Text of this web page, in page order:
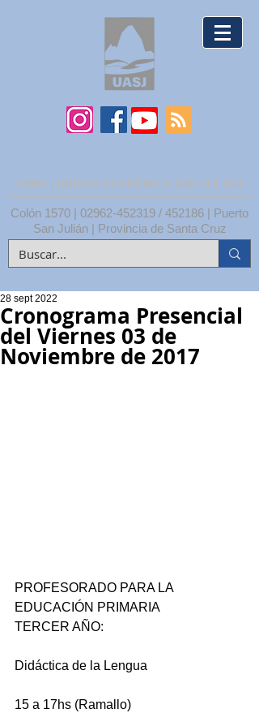
UNPA | UNIDAD ACADÉMICA SAN JULIÁN
Colón 1570 | 02962-452319 / 452186 | Puerto
San Julián | Provincia de Santa Cruz
Cronograma Presencial
del Viernes 03 de
Noviembre de 2017
28 sept 2022
PROFESORADO PARA LA
EDUCACIÓN PRIMARIA
TERCER AÑO:
Didáctica de la Lengua
15 a 17hs (Ramallo)